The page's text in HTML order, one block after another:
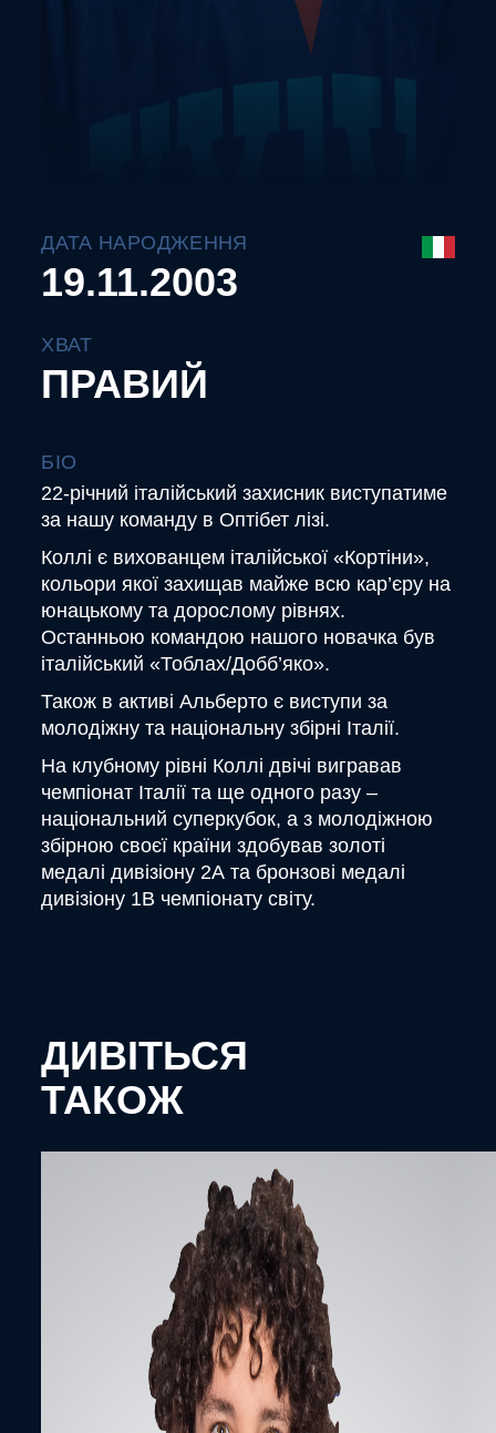
ДАТА НАРОДЖЕННЯ
19.11.2003
ХВАТ
ПРАВИЙ
БІО
22-річний італійський захисник виступатиме
за нашу команду в Оптібет лізі.
Коллі є вихованцем італійської «Кортіни»,
кольори якої захищав майже всю кар’єру на
юнацькому та дорослому рівнях.
Останньою командою нашого новачка був
італійський «Тоблах/Добб’яко».
Також в активі Альберто є виступи за
молодіжну та національну збірні Італії.
На клубному рівні Коллі двічі вигравав
чемпіонат Італії та ще одного разу –
національний суперкубок, а з молодіжною
збірною своєї країни здобував золоті
медалі дивізіону 2А та бронзові медалі
дивізіону 1В чемпіонату світу.
ДИВІТЬСЯ
ТАКОЖ